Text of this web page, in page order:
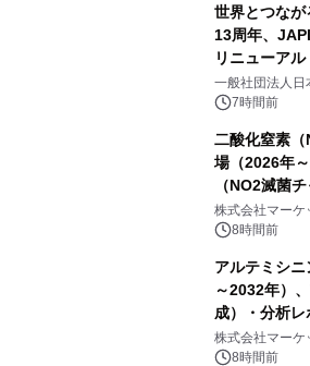
世界とつな
13周年、
リニューアル
一般社団法人日
7時間前
二酸化窒素
場（2026年
（NO2滅菌
ーおよびモニ
他）・分析レ
株式会社マーケ
8時間前
アルテミシ
～2032年）
成）・分析
株式会社マーケ
8時間前